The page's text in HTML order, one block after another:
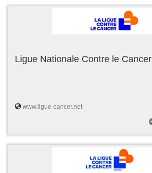
Ligue Nationale Contre le Cancer
www.ligue-cancer.net